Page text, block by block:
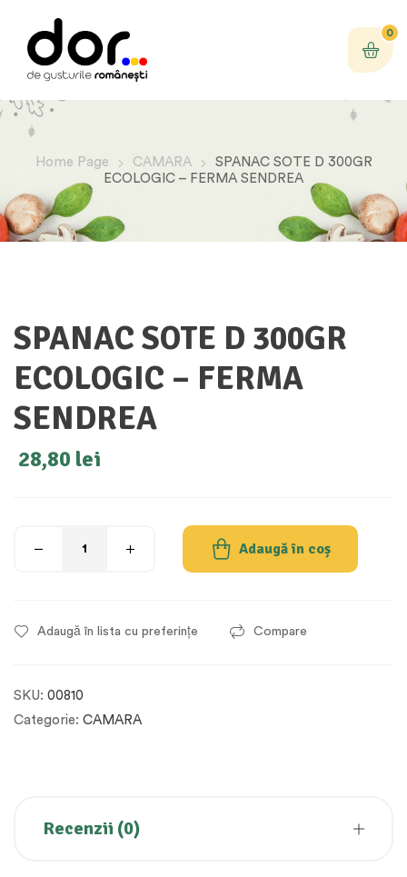
0
Home Page CAMARA
SPANAC SOTE D 300GR
ECOLOGIC – FERMA SENDREA
SPANAC SOTE D 300GR
ECOLOGIC – FERMA
SENDREA
28,80 lei
Adaugă în coș
Adaugă în lista cu preferințe Compare
SKU: 00810
Categorie: CAMARA
Recenzii (0)